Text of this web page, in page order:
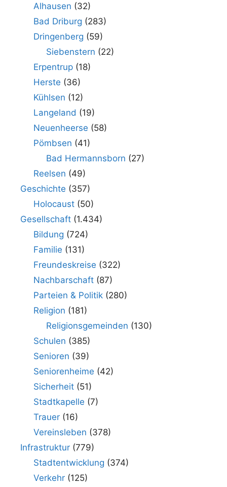
Alhausen (32)
Bad Driburg (283)
Dringenberg (59)
Siebenstern (22)
Erpentrup(18)
Herste (36)
Kühlsen (12)
Langeland (19)
Neuenheerse (58)
Pömbsen (41)
Bad Hermannsborn (27)
Reelsen (49)
Geschichte (357)
Holocaust(50)
Gesellschaft (1.434)
Bildung (724)
Familie (131)
Freundeskreise (322)
Nachbarschaft(87)
Parteien & Politik(280)
Religion (181)
Religionsgemeinden (130)
Schulen (385)
Senioren (39)
Seniorenheime (42)
Sicherheit(51)
Stadtkapelle (7)
Trauer(16)
Vereinsleben (378)
Infrastruktur (779)
Stadtentwicklung (374)
Verkehr(125)